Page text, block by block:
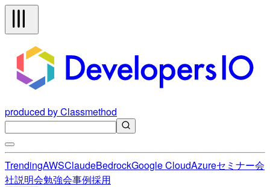
produced by Classmethod
TrendingAWSClaudeBedrockGoogle CloudAzureセミナー会
社説明会勉強会事例採用